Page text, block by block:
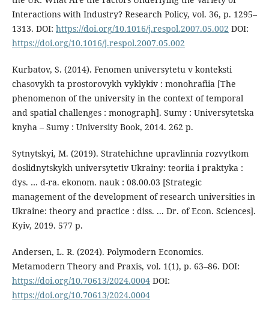
Interactions with Industry? Research Policy, vol. 36, p. 1295–
1313. DOI: https://doi.org/10.1016/j.respol.2007.05.002 DOI:
https://doi.org/10.1016/j.respol.2007.05.002
Kurbatov, S. (2014). Fenomen universytetu v konteksti
chasovykh ta prostorovykh vyklykiv : monohrafiia [The
phenomenon of the university in the context of temporal
and spatial challenges : monograph]. Sumy : Universytetska
knyha – Sumy : University Book, 2014. 262 p.
Sytnytskyi, M. (2019). Stratehichne upravlinnia rozvytkom
doslidnytskykh universytetiv Ukrainy: teoriia i praktyka :
dys. … d-ra. ekonom. nauk : 08.00.03 [Strategic
management of the development of research universities in
Ukraine: theory and practice : diss. ... Dr. of Econ. Sciences].
Kyiv, 2019. 577 p.
Andersen, L. R. (2024). Polymodern Economics.
Metamodern Theory and Praxis, vol. 1(1), p. 63–86. DOI:
https://doi.org/10.70613/2024.0004DOI:
https://doi.org/10.70613/2024.0004